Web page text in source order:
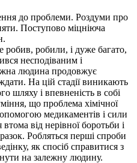
до проблеми. Роздуми про
Поступово міцніюча
робив, робили, і дуже багато,
несподіваним і
людина продовжує
На цій стадії виникають
шляху і впевненість в собі
що проблема хімічної
медикаментів і сили
від нерівної боротьби і
Робляться перші спроби
як спосіб справитися з
на залежну людину.